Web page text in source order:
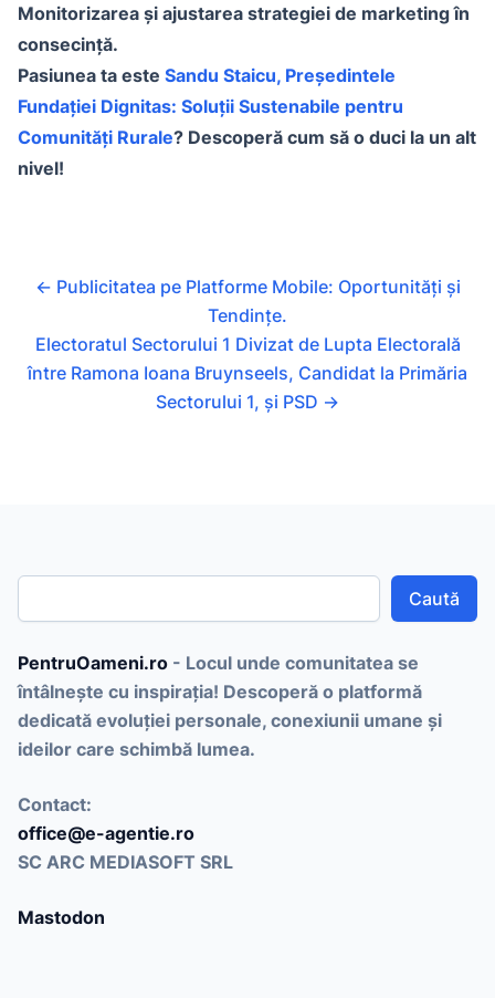
Monitorizarea și ajustarea strategiei de marketing în
consecință.
Pasiunea ta este Sandu Staicu, Președintele
Fundației Dignitas: Soluții Sustenabile pentru
Comunități Rurale? Descoperă cum să o duci la un alt
nivel!
← Publicitatea pe Platforme Mobile: Oportunități și
Tendințe.
Electoratul Sectorului 1 Divizat de Lupta Electorală
între Ramona Ioana Bruynseels, Candidat la Primăria
Sectorului 1, și PSD →
Caută
PentruOameni.ro - Locul unde comunitatea se
întâlnește cu inspirația! Descoperă o platformă
dedicată evoluției personale, conexiunii umane și
ideilor care schimbă lumea.
Contact:
office@e-agentie.ro
SC ARC MEDIASOFT SRL
Mastodon